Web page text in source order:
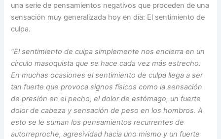
una serie de pensamientos negativos que proceden de una
sensación muy generalizada hoy en día: El sentimiento de
culpa.
“El sentimiento de culpa simplemente nos encierra en un
círculo masoquista que se hace cada vez más estrecho.
En muchas ocasiones el sentimiento de culpa llega a ser
tan fuerte que provoca signos físicos como la sensación
de presión en el pecho, el dolor de estómago, un fuerte
dolor de cabeza y sensación de peso en los hombros. A
esto se le suman los pensamientos recurrentes de
autorreproche, agresividad hacia uno mismo y un fuerte